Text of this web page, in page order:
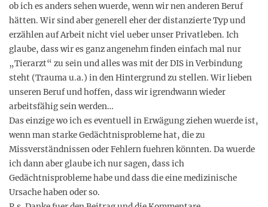
ob ich es anders sehen wuerde, wenn wir nen anderen Beruf
hätten. Wir sind aber generell eher der distanzierte Typ und
erzählen auf Arbeit nicht viel ueber unser Privatleben. Ich
glaube, dass wir es ganz angenehm finden einfach mal nur
„Tierarzt“ zu sein und alles was mit der DIS in Verbindung
steht (Trauma u.a.) in den Hintergrund zu stellen. Wir lieben
unseren Beruf und hoffen, dass wir igrendwann wieder
arbeitsfähig sein werden…
Das einzige wo ich es eventuell in Erwägung ziehen wuerde ist,
wenn man starke Gedächtnisprobleme hat, die zu
Missverständnissen oder Fehlern fuehren könnten. Da wuerde
ich dann aber glaube ich nur sagen, dass ich
Gedächtnisprobleme habe und dass die eine medizinische
Ursache haben oder so.